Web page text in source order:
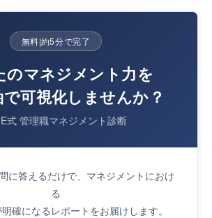
無料|約5分で完了
のマネジメント力を
可視化しませんか？
式 管理職マネジメント診断
に答えるだけで、マネジメントにおけ
る
確になるレポートをお届けします。